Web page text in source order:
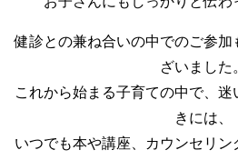
健診との兼ね合いの中でのご参
ざいました
これから始まる子育ての中で、迷
きには、
いつでも本や講座、カウンセリ